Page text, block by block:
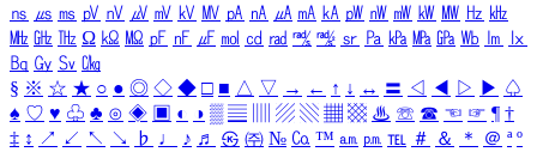
㎱ ㎲ ㎳ ㎴ ㎵ ㎶ ㎷ ㎸ ㎹ ㎀ ㎁ ㎂ ㎃ ㎄ ㎺ ㎻ ㎽ ㎾ ㎿ ㎐ ㎑
㎒ ㎓ ㎔ Ω ㏀ ㏁ ㎊ ㎋ ㎌ ㏖ ㏅ ㎭ ㎮ ㎯ ㏛ ㎩ ㎪ ㎫ ㎬ ㏝ ㏐
㏓
㏃ ㏉ ㏜ ㏆
§ ※ ☆ ★ ○ ● ◎ ◇ ◆ □ ■ △ ▽ → ← ↑ ↓ ↔ 〓 ◁ ◀ ▷ ▶ ♤
♠ ♡ ♥ ♧ ♣ ⊙ ◈ ▣ ◐ ◑ ▒ ▤ ▨ ▧ ▦ ▩ ♨ ☏ ☎ ☜ ☞ ¶ †
‡ ↕ ↗ ↙ ↖ ↘ ♭ ♩ ♪ ♬ ㉿ ㈜ № ㏇ ™ ㏂ ㏘ ℡ ＃ ＆ ＊ ＠ ª º